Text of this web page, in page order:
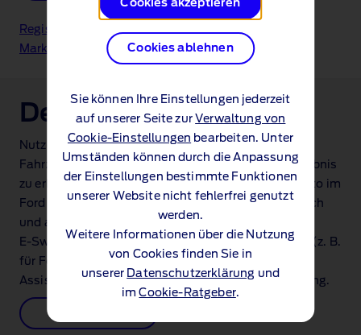
Cookies akzeptieren
Cookies ablehnen
Sie können Ihre Einstellungen jederzeit
auf unserer Seite zur Verwaltung von
Cookie-Einstellungen bearbeiten. Unter
Umständen können durch die Anpassung
der Einstellungen bestimmte Funktionen
unserer Website nicht fehlerfrei genutzt
werden.
Weitere Informationen über die Nutzung
von Cookies finden Sie in
unserer Datenschutzerklärung und
imCookie-Ratgeber.
Registrieren Sie sich kostenlos im Ford Pro Fleet
Marketplace
und aktivieren Sie Ihre Modems.
Detaillierte Bewertung
Nutzen Sie die über das Modem erfassten
Fahrzeugdaten, um ein besonders detailliertes Ergebnis
zu erhalten. Erstellen Sie dafür ein kostenloses Konto im
Ford Pro Fleet Marketplace, laden Sie Ihre Flotte hoch
und aktivieren Sie die Fahrzeuge kostenlos für den
E‑Switch Assist. Wenn Sie bereits ein Konto haben (z. B.
für Ford Pro Telematics), steht Ihnen der E‑Switch
Assist dort ebenfalls als neues Produkt zur Verfügung.